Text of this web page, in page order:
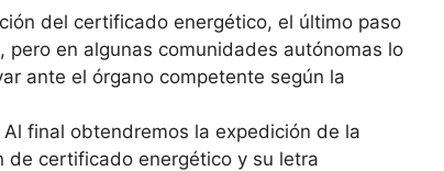
del certificado energético, el último paso
en algunas comunidades autónomas lo
ante el órgano competente según la
Al final obtendremos la expedición de la
de certificado energético y su letra